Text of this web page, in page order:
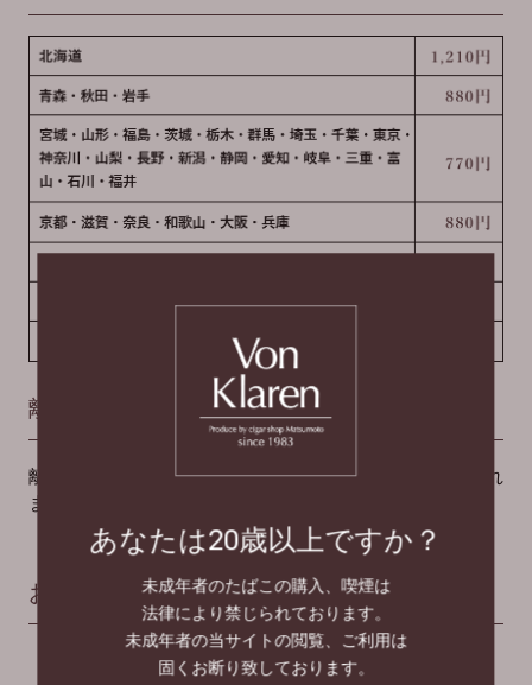
離島にお住いのお客様
離島へのお届けをご希望の場合にはこちら
別途加算され
ます。
おすすめ商品
あなたは20歳以上ですか？
未成年者のたばこの購入、喫煙は
法律により禁じられております。
未成年者の当サイトの閲覧、ご利用は
固くお断り致しております。